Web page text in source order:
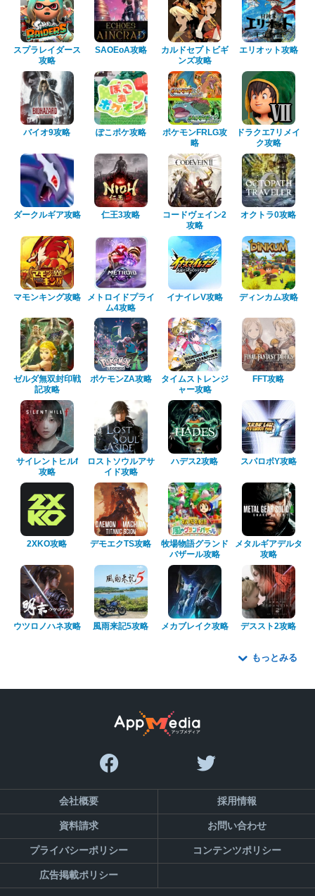
スプラレイダース
攻略
SAOEoA攻略
カルドセプトビギ
ンズ攻略
エリオット攻略
バイオ9攻略 ぽこポケ攻略
ポケモンFRLG攻
略
ドラクエ7リメイ
ク攻略
ダークルギア攻略 仁王3攻略
コードヴェイン2
攻略
オクトラ0攻略
マモンキング攻略
メトロイドプライ
ム4攻略
イナイレV攻略 ディンカム攻略
ゼルダ無双封印戦
記攻略
ポケモンZA攻略
タイムストレンジ
ャー攻略
FFT攻略
サイレントヒルf
攻略
ロストソウルアサ
イド攻略
ハデス2攻略 スパロボY攻略
2XKO攻略 デモエクTS攻略
牧場物語グランド
バザール攻略
メタルギアデルタ
攻略
ウツロノハネ攻略 風雨来記5攻略 メカブレイク攻略 デススト2攻略
もっとみる
会社概要 採用情報
資料請求 お問い合わせ
プライバシーポリシー コンテンツポリシー
広告掲載ポリシー